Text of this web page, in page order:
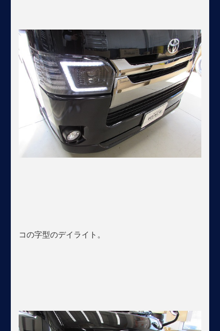
コの字型のデイライト。